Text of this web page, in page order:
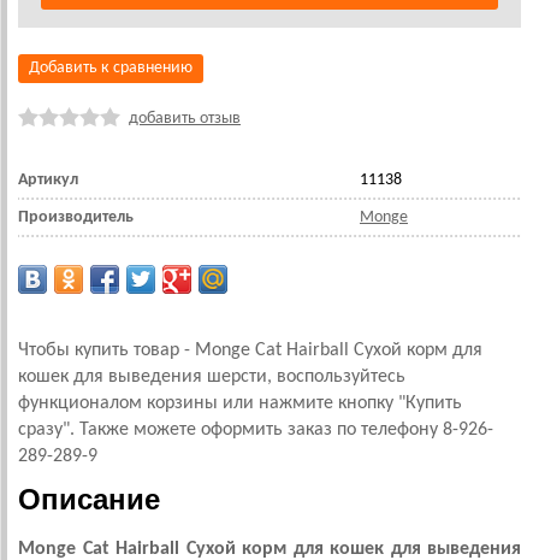
Добавить к сравнению
добавить отзыв
Артикул 11138
Производитель Monge
Чтобы купить товар - Monge Cat Hairball Сухой корм для
кошек для выведения шерсти, воспользуйтесь
функционалом корзины или нажмите кнопку "Купить
сразу". Также можете оформить заказ по телефону 8-926-
289-289-9
Описание
Monge Cat Hairball Сухой корм для кошек для выведения